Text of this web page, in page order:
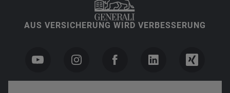
AUS VERSICHERUNG WIRD VERBESSERUNG